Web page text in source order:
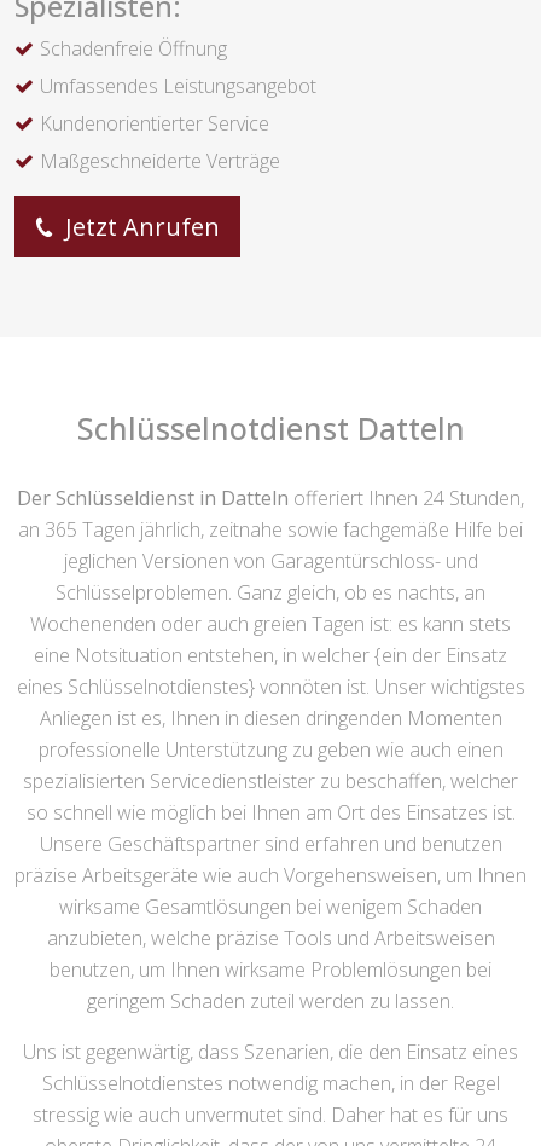
Schadenfreie Öffnung
Umfassendes Leistungsangebot
Kundenorientierter Service
Maßgeschneiderte Verträge
Jetzt Anrufen
Schlüsselnotdienst Datteln
Der Schlüsseldienst in Datteln offeriert Ihnen 24 Stunden,
an 365 Tagen jährlich, zeitnahe sowie fachgemäße Hilfe bei
jeglichen Versionen von Garagentürschloss- und
Schlüsselproblemen. Ganz gleich, ob es nachts, an
Wochenenden oder auch greien Tagen ist: es kann stets
eine Notsituation entstehen, in welcher {ein der Einsatz
eines Schlüsselnotdienstes} vonnöten ist. Unser wichtigstes
Anliegen ist es, Ihnen in diesen dringenden Momenten
professionelle Unterstützung zu geben wie auch einen
spezialisierten Servicedienstleister zu beschaffen, welcher
so schnell wie möglich bei Ihnen am Ort des Einsatzes ist.
Unsere Geschäftspartner sind erfahren und benutzen
präzise Arbeitsgeräte wie auch Vorgehensweisen, um Ihnen
wirksame Gesamtlösungen bei wenigem Schaden
anzubieten, welche präzise Tools und Arbeitsweisen
benutzen, um Ihnen wirksame Problemlösungen bei
geringem Schaden zuteil werden zu lassen.
Uns ist gegenwärtig, dass Szenarien, die den Einsatz eines
Schlüsselnotdienstes notwendig machen, in der Regel
stressig wie auch unvermutet sind. Daher hat es für uns